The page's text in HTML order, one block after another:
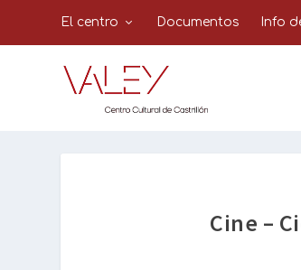
El centro Documentos Info
Cine –